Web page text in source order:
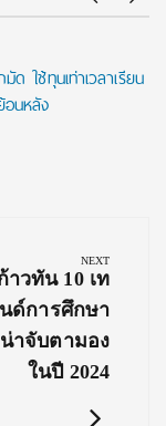
ใช้ทุนเท่าเวลาเรียน
อนหลัง
NEXT
าวทัน 10 เท
ด์การศึกษา
น่าจับตามอง
ในปี 2024